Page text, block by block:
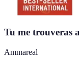
Tu me trouveras
Ammareal